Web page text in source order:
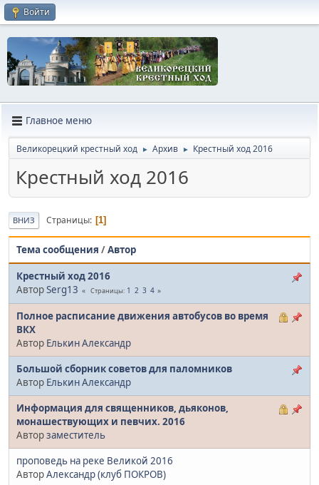
Войти
Главное меню
Великорецкий крестный ход ► Архив ► Крестный ход 2016
Крестный ход 2016
ВНИЗ Страницы 1
Тема сообщения /Автор
Крестный ход 2016
АвторSerg13 Страницы 1 2 3 4
Полное расписание движения автобусов во время
ВКХ
Автор Елькин Александр
Большой сборник советов для паломников
Автор Елькин Александр
Информация для священников, дьяконов,
монашествующих и певчих. 2016
Авторзаместитель
проповедь на реке Великой 2016
АвторАлександр (клуб ПОКРОВ)